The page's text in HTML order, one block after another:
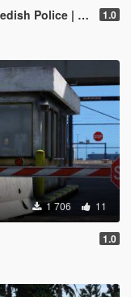
Police | ELS 1.0
1 706 11
1.0